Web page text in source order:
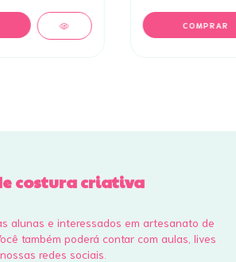
costura criativa
alunas e interessados em artesanato de
também poderá contar com aulas, lives
redes sociais.